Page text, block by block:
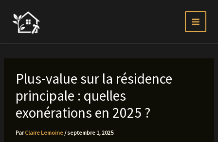
contenu
Plus-value sur la résidence
principale : quelles
exonérations en 2025 ?
ParClaire Lemoine /septembre 1, 2025